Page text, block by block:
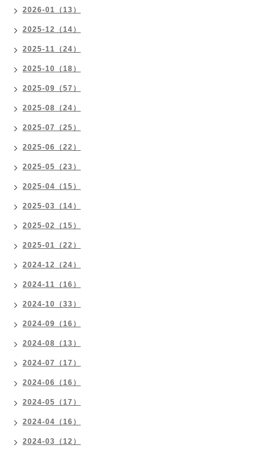
2026-01（13）
2025-12（14）
2025-11（24）
2025-10（18）
2025-09（57）
2025-08（24）
2025-07（25）
2025-06（22）
2025-05（23）
2025-04（15）
2025-03（14）
2025-02（15）
2025-01（22）
2024-12（24）
2024-11（16）
2024-10（33）
2024-09（16）
2024-08（13）
2024-07（17）
2024-06（16）
2024-05（17）
2024-04（16）
2024-03（12）